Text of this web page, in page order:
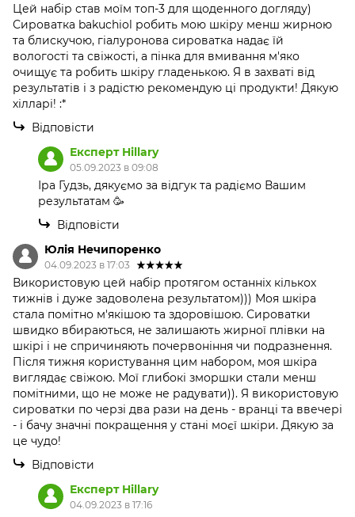
Цей набір став моїм топ-3 для щоденного догляду)
Сироватка bakuchiol робить мою шкіру менш жирною
та блискучою, гіалуронова сироватка надає їй
вологості та свіжості, а пінка для вмивання м'яко
очищує та робить шкіру гладенькою. Я в захваті від
результатів і з радістю рекомендую ці продукти! Дякую
хілларі! :*
Відповісти
Експерт Hillary
05.09.2023 в 09:08
Іра Гудзь, дякуємо за відгук та радіємо Вашим
результатам 🥳
Відповісти
Юлія Нечипоренко
04.09.2023 в 17:03
Використовую цей набір протягом останніх кількох
тижнів і дуже задоволена результатом))) Моя шкіра
стала помітно м'якішою та здоровішою. Сироватки
швидко вбираються, не залишають жирної плівки на
шкірі і не спричиняють почервоніння чи подразнення.
Після тижня користування цим набором, моя шкіра
виглядає свіжою. Мої глибокі зморшки стали менш
помітними, що не може не радувати)). Я використовую
сироватки по черзі два рази на день - вранці та ввечері
- і бачу значні покращення у стані моєї шкіри. Дякую за
це чудо!
Відповісти
Експерт Hillary
04.09.2023 в 17:16